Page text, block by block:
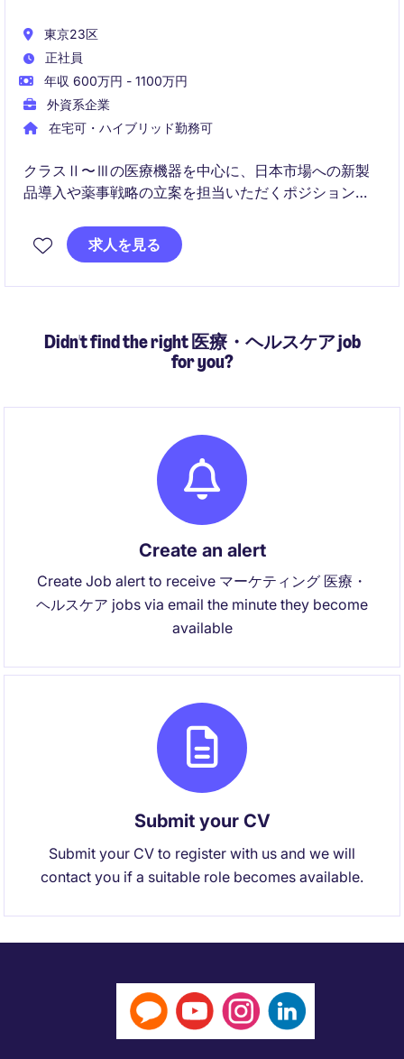
東京23区
正社員
年収 600万円 - 1100万円
外資系企業
在宅可・ハイブリッド勤務可
クラスⅡ〜Ⅲの医療機器を中心に、日本市場への新製
品導入や薬事戦略の立案を担当いただくポジションで
じて、医療機器薬事の専門性をさらに高められる環境
です。
求人を見る
Didn't find the right 医療・ヘルスケア job
for you?
Create an alert
Create Job alert to receive マーケティング 医療・
ヘルスケア jobs via email the minute they become
available
Submit your CV
Submit your CV to register with us and we will
contact you if a suitable role becomes available.